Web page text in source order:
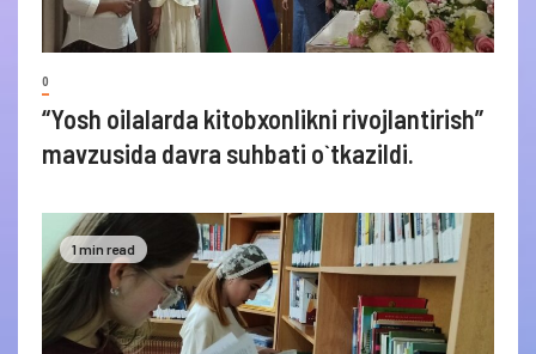
0
“Yosh oilalarda kitobxonlikni rivojlantirish”
mavzusida davra suhbati o`tkazildi.
1 min read